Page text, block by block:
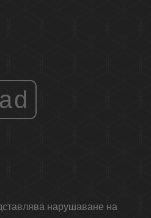
ad
нарушаване на